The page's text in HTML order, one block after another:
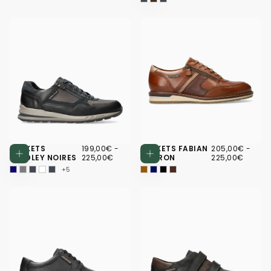
Choisissez des options
BASKETS
BRADLEY NOIRES
199,00€
PRIX
MINIMUM
199,00€ -
MAXIMUM
225,00€
+5
Choisissez
BASKETS FABIAN
MARRON
205,00€
PRIX
MINIMUM
205,00€ -
225,00€